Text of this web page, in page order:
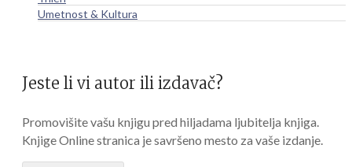
Umetnost & Kultura
Jeste li vi autor ili izdavač?
Promovišite vašu knjigu pred hiljadama ljubitelja knjiga.
Knjige Online stranica je savršeno mesto za vaše izdanje.